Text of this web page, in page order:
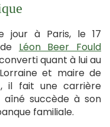
jour à Paris, le 17
Léon Beer Fould
quant à lui au
et maire de
il fait une carrière
aîné succède à son
familiale.